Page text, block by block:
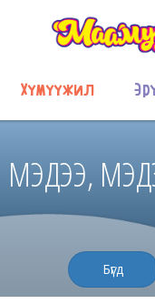
Хүмүүжил
МЭДЭЭ,
Бүгд